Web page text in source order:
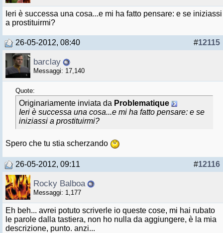
Ieri è successa una cosa...e mi ha fatto pensare: e se iniziassi
a prostituirmi?
#12115
26-05-2012, 08:40
barclay
Messaggi: 17,140
Quote:
Originariamente inviata da Problematique
Ieri è successa una cosa...e mi ha fatto pensare: e se
iniziassi a prostituirmi?
Spero che tu stia scherzando
#12116
26-05-2012, 09:11
Rocky Balboa
Messaggi: 1,177
Eh beh... avrei potuto scriverle io queste cose, mi hai rubato
le parole dalla tastiera, non ho nulla da aggiungere, è la mia
descrizione, punto. anzi...